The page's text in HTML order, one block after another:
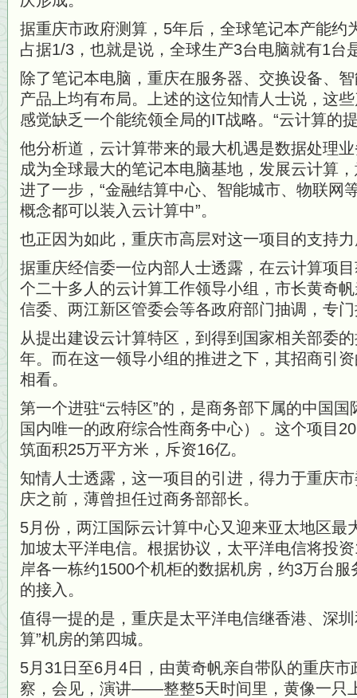
据重庆市政府测算，5年后，全球笔记本产能约
占据1/3，也就是说，全球生产3台电脑就有1台
除了笔记本电脑，重庆在服务器、交换设备、
产品上均有布局。上述的这位知情人士说，这
感觉缺乏一个能统领全局的IT战略。“云计算的
他分析道，云计算带来的最大机遇是数据处理
成为全球最大的笔记本电脑基地，发展云计算
进了一步，“金融结算中心、智能城市、物联网
概念都可以装入云计算中”。
也正因为如此，重庆市高层对这一项目的支持
据重庆经信委一位内部人士透露，在云计算项
个二十多人的云计算工作领导小组，市长黄奇
信委、两江新区管委会等各政府部门抽调，专
从提出建设云计算特区，到得到国家相关部委
年。而在这一领导小组的推进之下，其招商引
相看。
第一个进驻“云特区”的，是商务部下属的中国
国内唯一的政府综合性商务中心）。这个项目
筑面积25万平方米，斥资16亿。
知情人士透露，这一项目的引进，得力于重庆
庆之前，薄曾担任过商务部部长。
5月份，两江国际云计算中心又迎来亚太地区
加坡太平洋电信。根据协议，太平洋电信将投
岸各一栋约1500个机柜的数据机房，约3万台
的接入。
值得一提的是，重庆是太平洋电信继香港、深
算”机房的第四城。
5月31日至6月4日，由黄奇帆亲自带队的重庆
察，会见，演讲——整整5天时间里，黄像一只